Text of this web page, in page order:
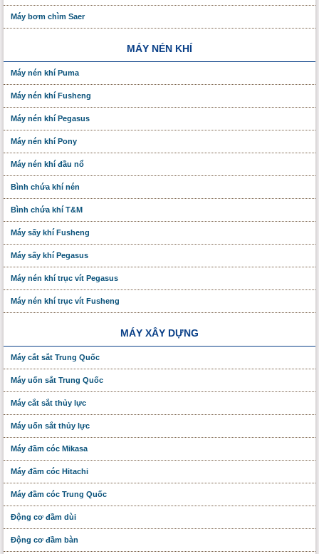
Máy bơm chìm Saer
MÁY NÉN KHÍ
Máy nén khí Puma
Máy nén khí Fusheng
Máy nén khí Pegasus
Máy nén khí Pony
Máy nén khí đầu nổ
Bình chứa khí nén
Bình chứa khí T&M
Máy sấy khí Fusheng
Máy sấy khí Pegasus
Máy nén khí trục vít Pegasus
Máy nén khí trục vít Fusheng
MÁY XÂY DỰNG
Máy cắt sắt Trung Quốc
Máy uốn sắt Trung Quốc
Máy cắt sắt thủy lực
Máy uốn sắt thủy lực
Máy đầm cóc Mikasa
Máy đầm cóc Hitachi
Máy đầm cóc Trung Quốc
Động cơ đầm dùi
Động cơ đầm bàn